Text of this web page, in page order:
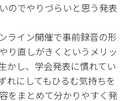
のでやりづらいと思う発表
ライン開催で事前録音の形
り直しがきくというメリッ
かし、学会発表に慣れてい
れにしてもひるむ気持ちを
をまとめて分かりやすく発